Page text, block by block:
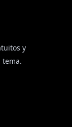
y
tema.